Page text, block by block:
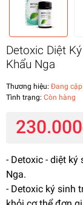
Detoxic Diệt
Khẩu Nga
Thương hiệu: Đang
Tình trạng: Còn hàng
- Detoxic - diệt
Nga.
- Detoxic ký sinh